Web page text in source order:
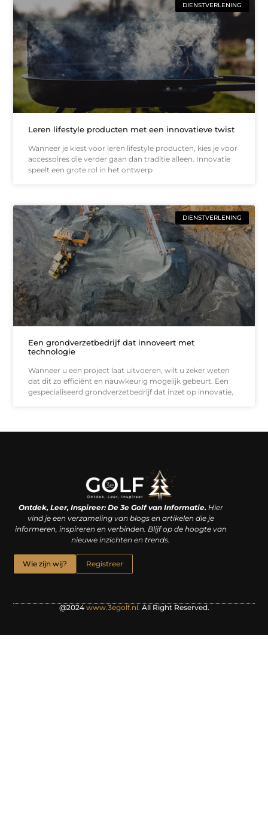
DIENSTVERLENING
Leren lifestyle producten met een innovatieve twist
Wanneer je kiest voor leren lifestyle producten, kies je voor
accessoires die verder gaan dan traditie alleen. Innovatie
speelt een grote rol in het ontwerp
DIENSTVERLENING
Een grondverzetbedrijf dat innoveert met
technologie
Wanneer u een project laat uitvoeren, wilt u zeker weten
dat dit zo efficiënt en nauwkeurig mogelijk gebeurt. Een
gespecialiseerd grondverzetbedrijf dat inzet op innovatie,
Ontdek, Leer, Inspireer: De 3e Golf van Informatie.Hier
vind je een verzameling van blogs en artikelen die je
informeren, inspireren en verbinden. Blijf op de hoogte van
nieuwe inzichten en trends.
Wie zijn wij? Registreer
@2024www.3egolf.nl.All Right Reserved.